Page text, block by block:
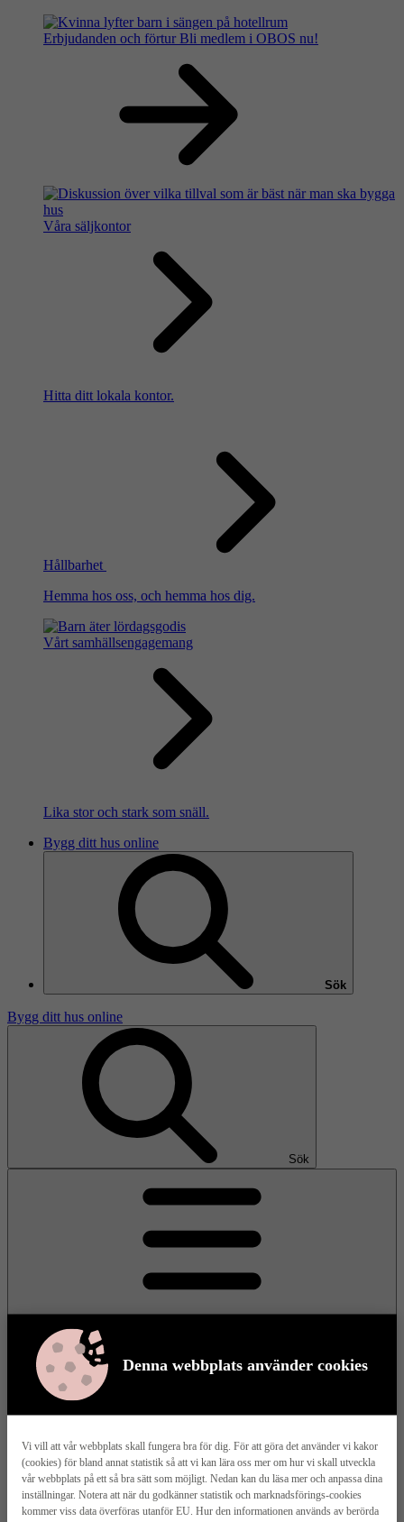
Denna webbplats använder cookies
Vi vill att vår webbplats skall fungera bra för dig. För att göra det använder vi kakor
(cookies) för bland annat statistik så att vi kan lära oss mer om hur vi skall utveckla
vår webbplats på ett så bra sätt som möjligt. Nedan kan du läsa mer och anpassa dina
inställningar. Notera att när du godkänner statistik och marknadsförings-cookies
kommer viss data överföras utanför EU. Hur den informationen används av berörda
Erbjudanden och förtur Bli medlem i OBOS nu!
Våra säljkontor
Hitta ditt lokala kontor.
Hållbarhet
Hemma hos oss, och hemma hos dig.
Vårt samhällsengagemang
Lika stor och stark som snäll.
Bygg ditt hus online
Sök
Bygg ditt hus online
Sök
Meny
Våra husmodeller